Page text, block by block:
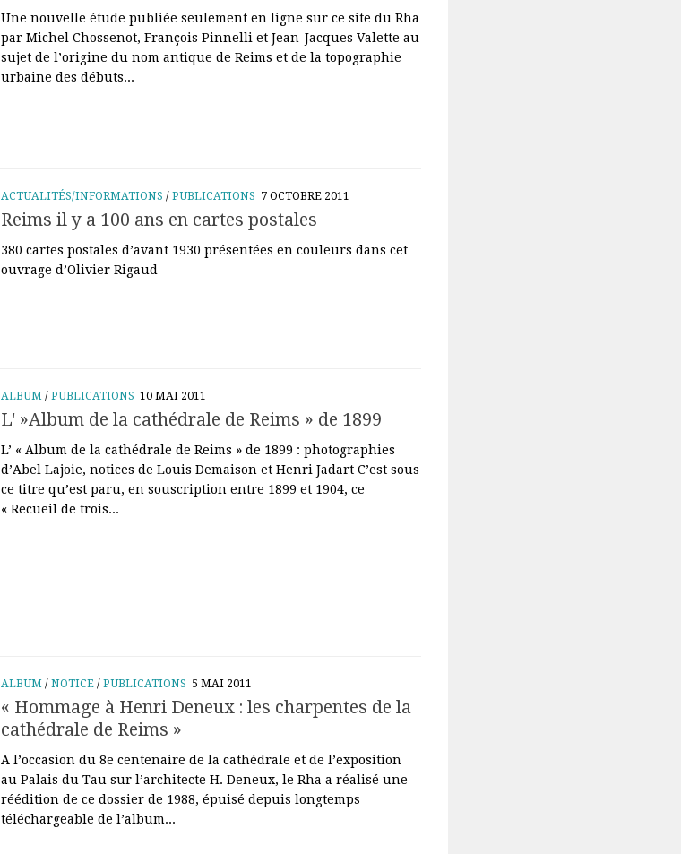
Une nouvelle étude publiée seulement en ligne sur ce site du Rha
par Michel Chossenot, François Pinnelli et Jean-Jacques Valette au
sujet de l’origine du nom antique de Reims et de la topographie
urbaine des débuts...
ACTUALITÉS/INFORMATIONS /PUBLICATIONS 7 OCTOBRE 2011
Reims il y a 100 ans en cartes postales
380 cartes postales d’avant 1930 présentées en couleurs dans cet
ouvrage d’Olivier Rigaud
ALBUM /PUBLICATIONS 10 MAI 2011
L' »Album de la cathédrale de Reims » de 1899
L’ « Album de la cathédrale de Reims » de 1899 : photographies
d’Abel Lajoie, notices de Louis Demaison et Henri Jadart C’est sous
ce titre qu’est paru, en souscription entre 1899 et 1904, ce
« Recueil de trois...
ALBUM /NOTICE /PUBLICATIONS 5 MAI 2011
« Hommage à Henri Deneux : les charpentes de la
cathédrale de Reims »
A l’occasion du 8e centenaire de la cathédrale et de l’exposition
au Palais du Tau sur l’architecte H. Deneux, le Rha a réalisé une
réédition de ce dossier de 1988, épuisé depuis longtemps
téléchargeable de l’album...